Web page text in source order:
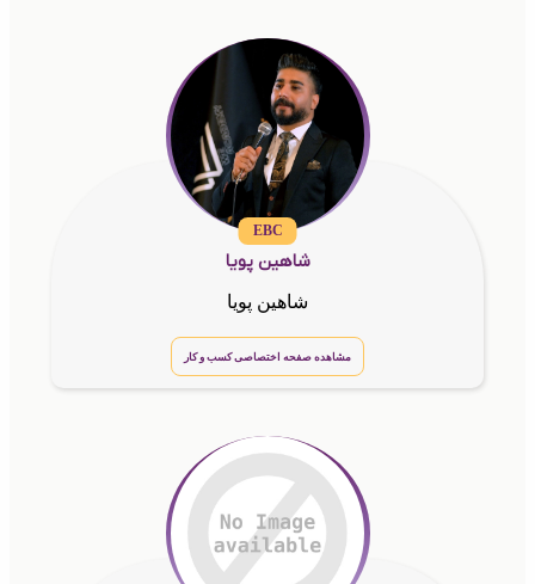
EBC
شاهین پویا
شاهین پویا
مشاهده صفحه اختصاصی کسب و کار